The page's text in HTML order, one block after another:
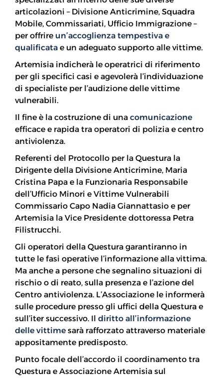
articolazioni – Divisione Anticrimine, Squadra
Mobile, Commissariati, Ufficio Immigrazione –
per offrire un’accoglienza tempestiva e
qualificata e un adeguato supporto alle vittime.
Artemisia indicherà le operatrici di riferimento
per gli specifici casi e agevolerà l’individuazione
di specialiste per l’audizione delle vittime
vulnerabili.
Il fine è la costruzione di una comunicazione
efficace e rapida tra operatori di polizia e centro
antiviolenza.
Referenti del Protocollo per la Questura la
Dirigente della Divisione Anticrimine, Maria
Cristina Papa e la Funzionaria Responsabile
dell’Ufficio Minori e Vittime Vulnerabili
Commissario Capo Nadia Giannattasio e per
Artemisia la Vice Presidente dottoressa Petra
Filistrucchi.
Gli operatori della Questura garantiranno in
tutte le fasi operative l’informazione alla vittima.
Ma anche a persone che segnalino situazioni di
rischio o di reato, sulla presenza e l’azione del
Centro antiviolenza. L’Associazione le informerà
sulle procedure presso gli uffici della Questura e
sull’iter successivo. Il diritto all’informazione
delle vittime sarà rafforzato attraverso materiale
appositamente predisposto.
Punto focale dell’accordo il coordinamento tra
Questura e Associazione Artemisia sul